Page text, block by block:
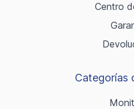
Centro
Categorías